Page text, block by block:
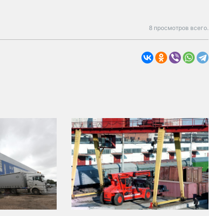
8 просмотров всего.